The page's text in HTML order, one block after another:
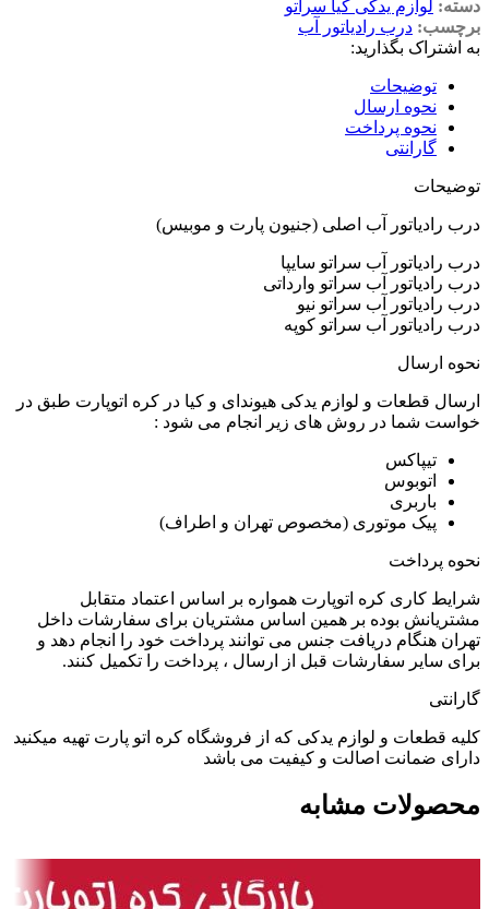
دسته: لوازم یدکی کیا سراتو
برچسب: درب رادیاتور آب
به اشتراک بگذارید:
توضیحات
نحوه ارسال
نحوه پرداخت
گارانتی
توضیحات
درب رادیاتور آب اصلی (جنیون پارت و موبیس)
درب رادیاتور آب سراتو سایپا
درب رادیاتور آب سراتو وارداتی
درب رادیاتور آب سراتو نیو
درب رادیاتور آب سراتو کوپه
نحوه ارسال
ارسال قطعات و لوازم یدکی هیوندای و کیا در کره اتوپارت طبق در
خواست شما در روش های زیر انجام می شود :
تیپاکس
اتوبوس
باربری
پیک موتوری (مخصوص تهران و اطراف)
نحوه پرداخت
شرایط کاری کره اتوپارت همواره بر اساس اعتماد متقابل
مشتریانش بوده بر همین اساس مشتریان برای سفارشات داخل
تهران هنگام دریافت جنس می توانند پرداخت خود را انجام دهد و
برای سایر سفارشات قبل از ارسال ، پرداخت را تکمیل کنند.
گارانتی
کلیه قطعات و لوازم یدکی که از فروشگاه کره اتو پارت تهیه میکنید
دارای ضمانت اصالت و کیفیت می باشد
محصولات مشابه